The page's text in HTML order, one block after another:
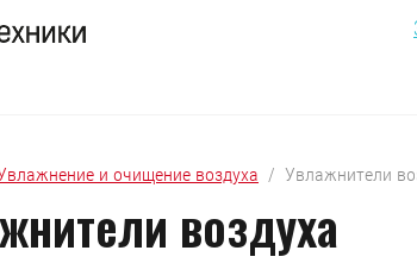
и очищение воздуха
/  Увлажнители
воздуха